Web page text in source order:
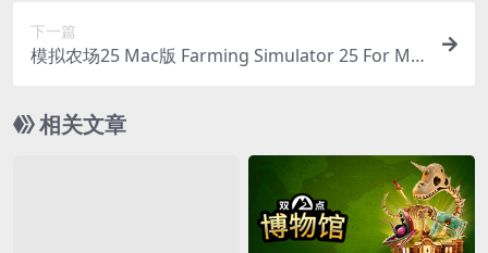
下一篇
模拟农场25 Mac版 Farming Simulator 25 For Ma
相关文章